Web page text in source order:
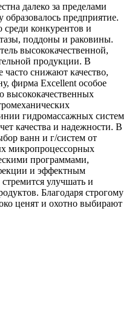
далеко за пределами
предприятие.
конкурентов и
поддоны и раковины.
высококачественной,
продукции. В
снижают качество,
фирма Excellent особое
высококачественных
гидромассажных систем
качества и надежности. В
ванн и г/систем от
микропроцессорных
программами,
и эффектным
улучшать и
Благодаря строгому
ценят и охотно выбирают